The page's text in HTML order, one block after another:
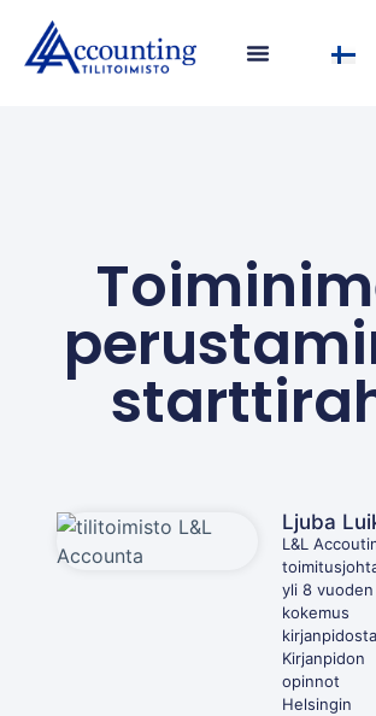
Ljuba
L&L
yli 8 vuoden
kokemus
Kirjanpidon
opinnot
Helsingin